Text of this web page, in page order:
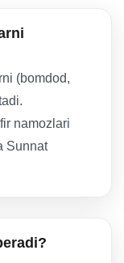
(bomdod,
namozlari
Sunnat